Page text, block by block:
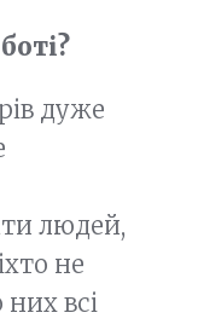
дуже
людей,
не
всі